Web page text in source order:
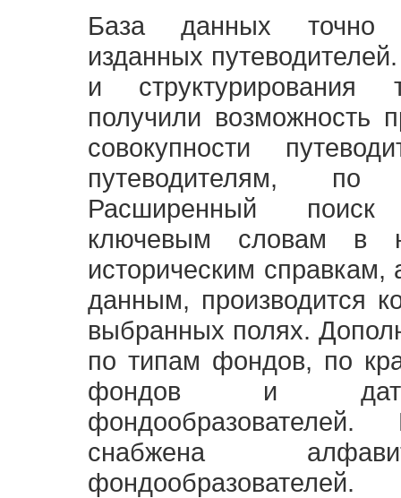
База данных точно
изданных
и структурирования
получили возможность
совокупности
путеводителям,
Расширенный
ключевым словам в
историческим
данным, производится
выбранных полях.
по типам фондов, по
фондов и
снабжена
фондообразователей.